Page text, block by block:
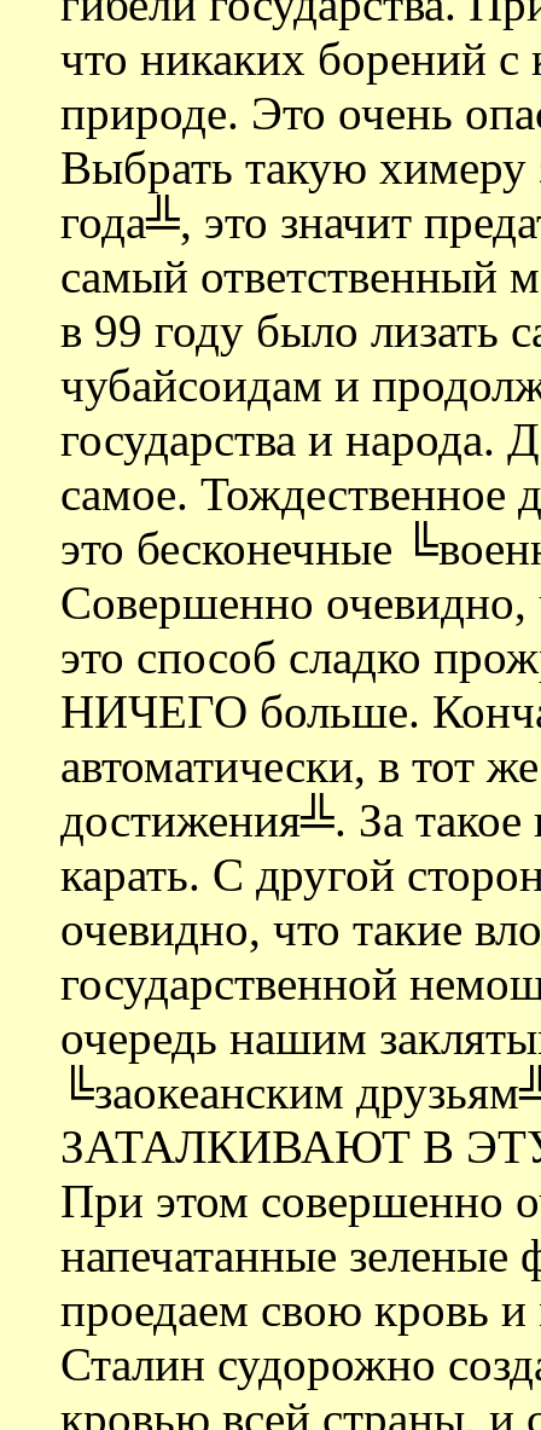
что никаких борений с
природе. Это очень
Выбрать такую химеру
года╩, это значит
самый ответственный
в 99 году было лизать
чубайсоидам и
государства и народа.
самое. Тождественное
это бесконечные
Совершенно очевидно,
это способ сладко
НИЧЕГО больше.
автоматически, в тот
достижения╩. За такое
карать. С другой
очевидно, что такие
государственной
очередь нашим
╚заокеанским
ЗАТАЛКИВАЮТ В
При этом совершенно
напечатанные зеленые
проедаем свою кровь
Сталин судорожно
кровью всей страны, и